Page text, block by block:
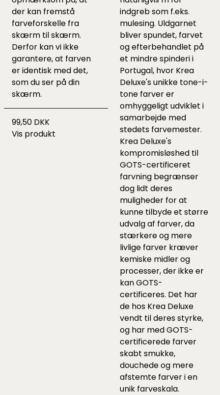
der kan fremstå
farveforskelle fra
skærm til skærm.
Derfor kan vi ikke
garantere, at farven
er identisk med det,
som du ser på din
skærm.
99,50 DKK
Vis produkt
indgreb som f.eks.
mulesing. Uldgarnet
bliver spundet, farvet
og efterbehandlet på
et mindre spinderi i
Portugal, hvor Krea
Deluxe's unikke tone-i-
tone farver er
omhyggeligt udviklet i
samarbejde med
stedets farvemester.
Krea Deluxe's
kompromisløshed til
GOTS-certificeret
farvning begrænser
dog lidt deres
muligheder for at
kunne tilbyde et større
udvalg af farver, da
stærkere og mere
livlige farver kræver
kemiske midler og
processer, der ikke er
kan GOTS-
certificeres. Det har
de hos Krea Deluxe
vendt til deres styrke,
og har med GOTS-
certificerede farver
skabt smukke,
douchede og mere
afstemte farver i en
unik farveskala.